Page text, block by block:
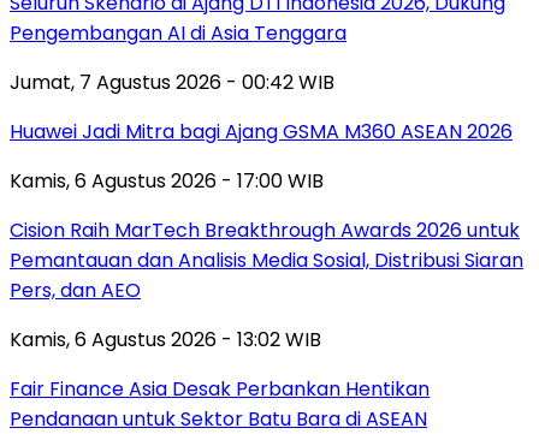
Pengembangan AI di Asia Tenggara
Jumat, 7 Agustus 2026 - 00:42 WIB
Huawei Jadi Mitra bagi Ajang GSMA M360 ASEAN 2026
Kamis, 6 Agustus 2026 - 17:00 WIB
Cision Raih MarTech Breakthrough Awards 2026 untuk
Pemantauan dan Analisis Media Sosial, Distribusi Siaran
Pers, dan AEO
Kamis, 6 Agustus 2026 - 13:02 WIB
Fair Finance Asia Desak Perbankan Hentikan
Pendanaan untuk Sektor Batu Bara di ASEAN